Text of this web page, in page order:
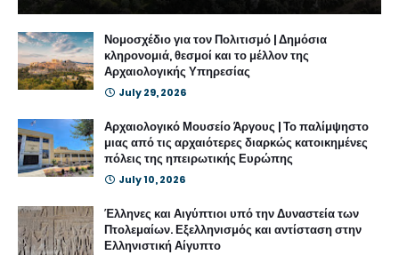
Νομοσχέδιο για τον Πολιτισμό | Δημόσια
κληρονομιά, θεσμοί και το μέλλον της
Αρχαιολογικής Υπηρεσίας
July 29, 2026
Αρχαιολογικό Μουσείο Άργους | Το παλίμψηστο
μιας από τις αρχαιότερες διαρκώς κατοικημένες
πόλεις της ηπειρωτικής Ευρώπης
July 10, 2026
Έλληνες και Αιγύπτιοι υπό την Δυναστεία των
Πτολεμαίων. Εξελληνισμός και αντίσταση στην
Ελληνιστική Αίγυπτο